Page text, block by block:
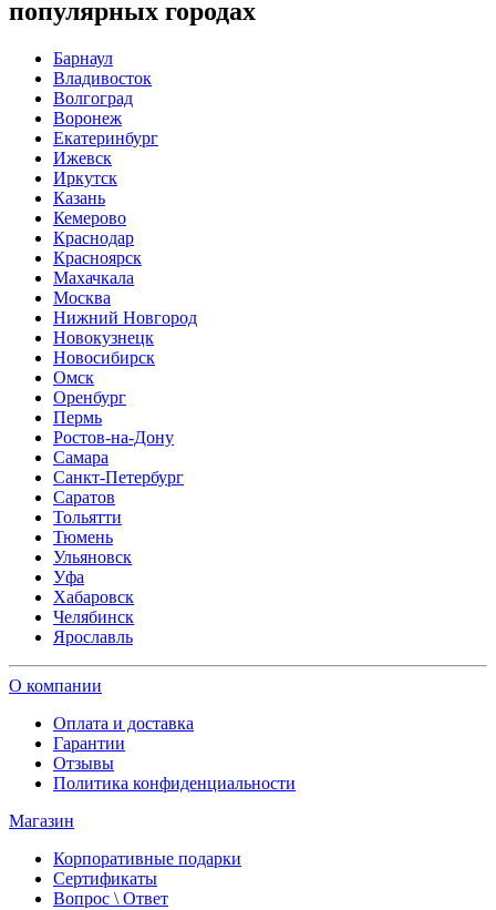
популярных городах
Барнаул
Владивосток
Волгоград
Воронеж
Екатеринбург
Ижевск
Иркутск
Казань
Кемерово
Краснодар
Красноярск
Махачкала
Москва
Нижний Новгород
Новокузнецк
Новосибирск
Омск
Оренбург
Пермь
Ростов-на-Дону
Самара
Санкт-Петербург
Саратов
Тольятти
Тюмень
Ульяновск
Уфа
Хабаровск
Челябинск
Ярославль
О компании
Оплата и доставка
Гарантии
Отзывы
Политика конфиденциальности
Магазин
Корпоративные подарки
Сертификаты
Вопрос \ Ответ